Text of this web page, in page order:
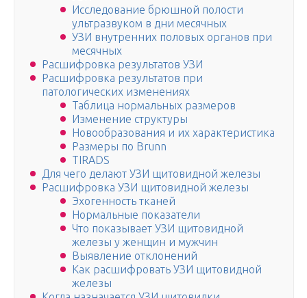
Исследование брюшной полости
ультразвуком в дни месячных
УЗИ внутренних половых органов при
месячных
Расшифровка результатов УЗИ
Расшифровка результатов при
патологических изменениях
Таблица нормальных размеров
Изменение структуры
Новообразования и их характеристика
Размеры по Brunn
TIRADS
Для чего делают УЗИ щитовидной железы
Расшифровка УЗИ щитовидной железы
Эхогенность тканей
Нормальные показатели
Что показывает УЗИ щитовидной
железы у женщин и мужчин
Выявление отклонений
Как расшифровать УЗИ щитовидной
железы